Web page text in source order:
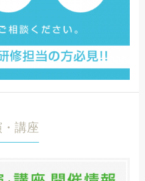
講座